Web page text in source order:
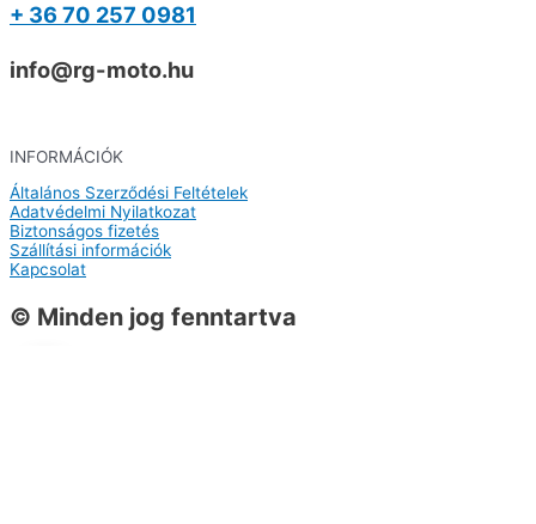
+ 36 70 257 0981
info@rg-moto.hu
INFORMÁCIÓK
Általános Szerződési Feltételek
Adatvédelmi Nyilatkozat
Biztonságos fizetés
Szállítási információk
Kapcsolat
© Minden jog fenntartva